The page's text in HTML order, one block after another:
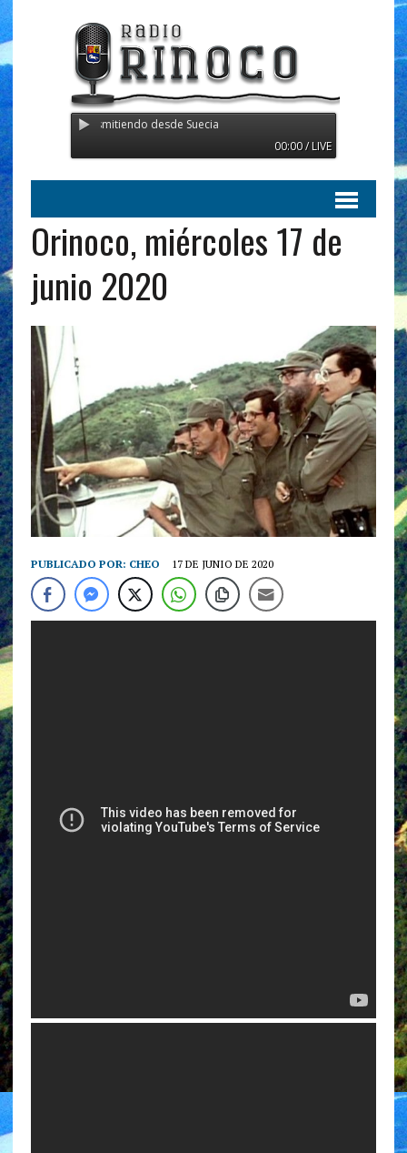
- Transmitiendo desde Suecia
00:00 / LIVE
Orinoco, miércoles 17 de
junio 2020
PUBLICADO POR: CHEO 17 DE JUNIO DE 2020